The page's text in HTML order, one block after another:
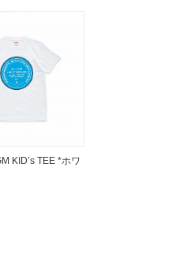
KID’s TEE *ホワ